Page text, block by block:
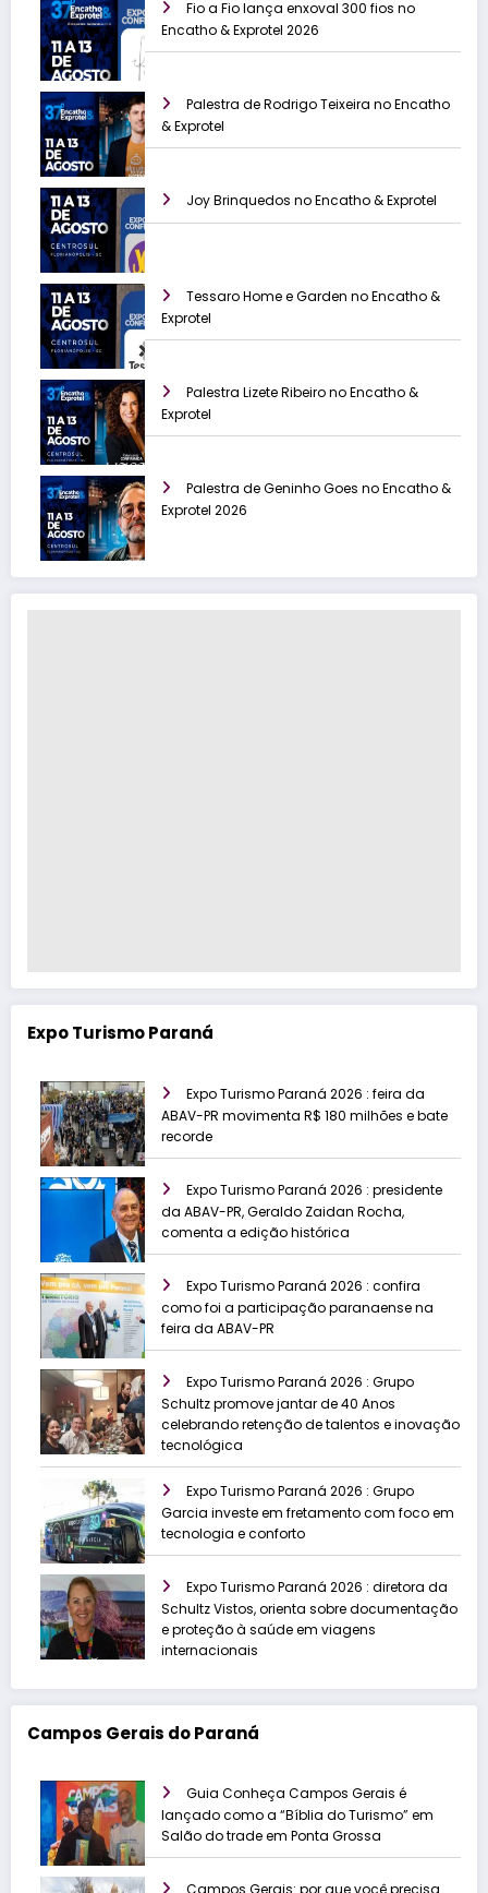
Fio a Fio lança enxoval 300 fios no
Encatho & Exprotel 2026
Palestra de Rodrigo Teixeira no Encatho
& Exprotel
Joy Brinquedos no Encatho & Exprotel
Tessaro Home e Garden no Encatho &
Exprotel
Palestra Lizete Ribeiro no Encatho &
Exprotel
Palestra de Geninho Goes no Encatho &
Exprotel 2026
Expo Turismo Paraná
Expo Turismo Paraná 2026 : feira da
ABAV-PR movimenta R$ 180 milhões e bate
recorde
Expo Turismo Paraná 2026 : presidente
da ABAV-PR, Geraldo Zaidan Rocha,
comenta a edição histórica
Expo Turismo Paraná 2026 : confira
como foi a participação paranaense na
feira da ABAV-PR
Expo Turismo Paraná 2026 : Grupo
Schultz promove jantar de 40 Anos
celebrando retenção de talentos e inovação
tecnológica
Expo Turismo Paraná 2026 : Grupo
Garcia investe em fretamento com foco em
tecnologia e conforto
Expo Turismo Paraná 2026 : diretora da
Schultz Vistos, orienta sobre documentação
e proteção à saúde em viagens
internacionais
Campos Gerais do Paraná
Guia Conheça Campos Gerais é
lançado como a “Bíblia do Turismo” em
Salão do trade em Ponta Grossa